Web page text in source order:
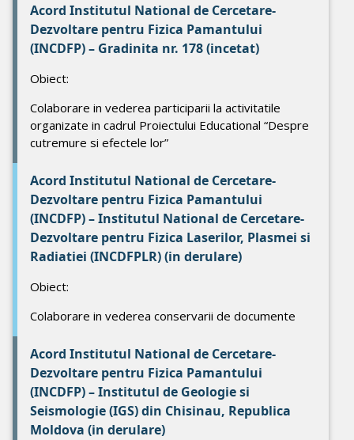
Acord Institutul National de Cercetare-
Dezvoltare pentru Fizica Pamantului
(INCDFP) – Gradinita nr. 178 (incetat)
Obiect:
Colaborare in vederea participarii la activitatile
organizate in cadrul Proiectului Educational “Despre
cutremure si efectele lor”
Acord Institutul National de Cercetare-
Dezvoltare pentru Fizica Pamantului
(INCDFP) – Institutul National de Cercetare-
Dezvoltare pentru Fizica Laserilor, Plasmei si
Radiatiei (INCDFPLR) (in derulare)
Obiect:
Colaborare in vederea conservarii de documente
Acord Institutul National de Cercetare-
Dezvoltare pentru Fizica Pamantului
(INCDFP) – Institutul de Geologie si
Seismologie (IGS) din Chisinau, Republica
Moldova (in derulare)